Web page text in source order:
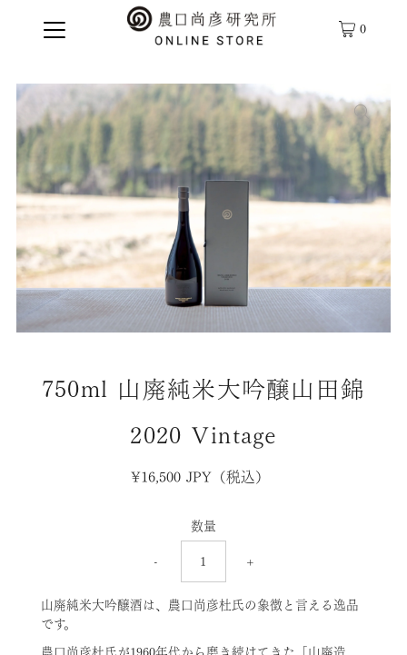
0
750ml 山廃純米大吟醸山田錦
2020 Vintage
通
格
¥16,500 JPY（税込）
数量
- +
山廃純米大吟醸酒は、農口尚彦杜氏の象徴と言える逸品
です。